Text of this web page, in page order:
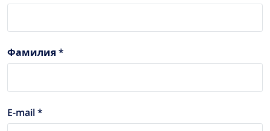
Фамилия *
E-mail *